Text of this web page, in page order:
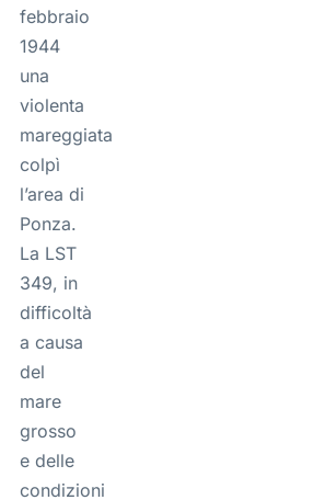
febbraio
1944
una
violenta
mareggiata
colpì
l’area di
Ponza.
La LST
349, in
difficoltà
a causa
del
mare
grosso
e delle
condizioni